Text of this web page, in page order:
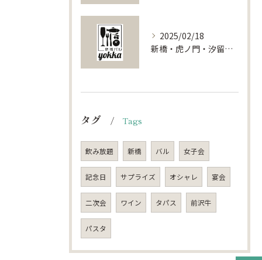
2025/02/18
新橋・虎ノ門・汐留で叶える特別な貸切パーティー体験：東京都港区の魅力を探る
タグ Tags
飲み放題 新橋 バル 女子会
記念日 サプライズ オシャレ 宴会
二次会 ワイン タパス 前沢牛
パスタ